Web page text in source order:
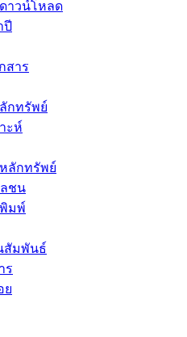
าวน์โหลด
ปี
สาร
กทรัพย์
ะห์
ลักทรัพย์
ลชน
มพ์
สัมพันธ์
ร
ย